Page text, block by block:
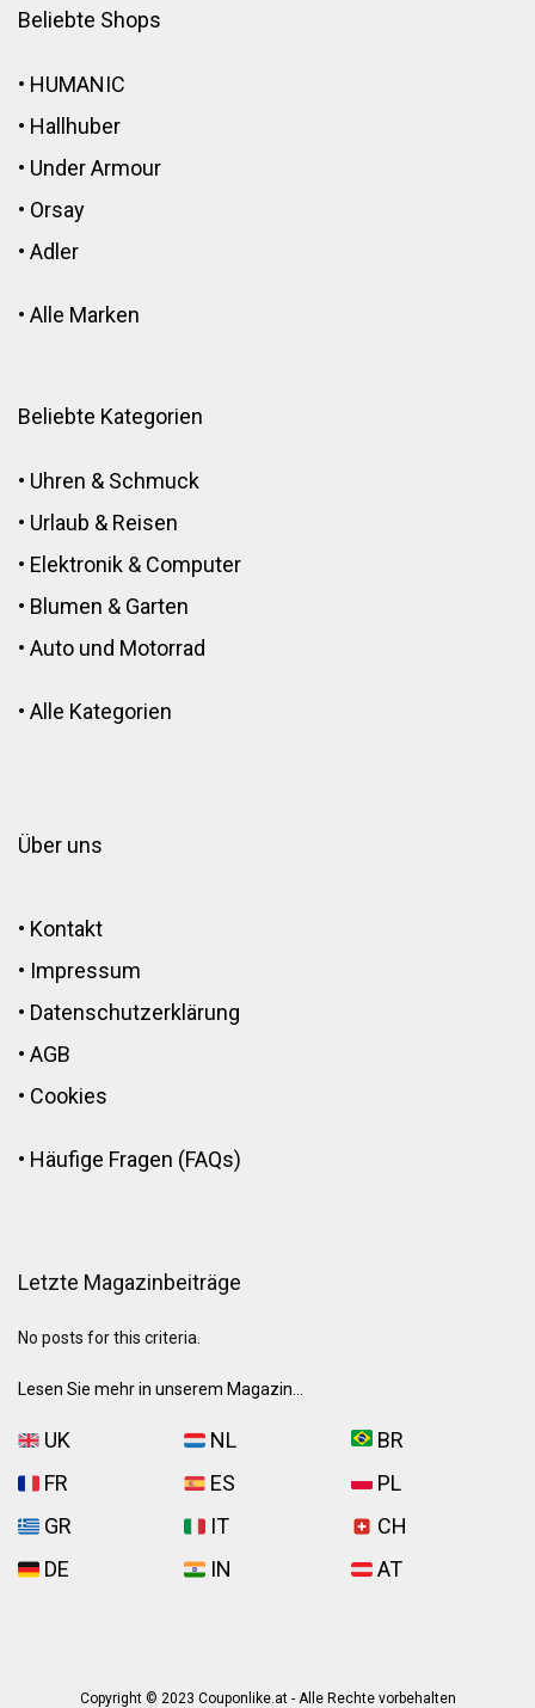
Beliebte Shops
• HUMANIC
• Hallhuber
• Under Armour
• Orsay
• Adler
• Alle Marken
Beliebte Kategorien
• Uhren & Schmuck
• Urlaub & Reisen
• Elektronik & Computer
• Blumen & Garten
• Auto und Motorrad
• Alle Kategorien
Über uns
• Kontakt
• Impressum
• Datenschutzerklärung
• AGB
• Cookies
• Häufige Fragen (FAQs)
Letzte Magazinbeiträge
No posts for this criteria.
Lesen Sie mehr in unserem Magazin...
UK
FR
GR
DE
NL
ES
IT
IN
BR
PL
CH
AT
Copyright © 2023 Couponlike.at - Alle Rechte vorbehalten